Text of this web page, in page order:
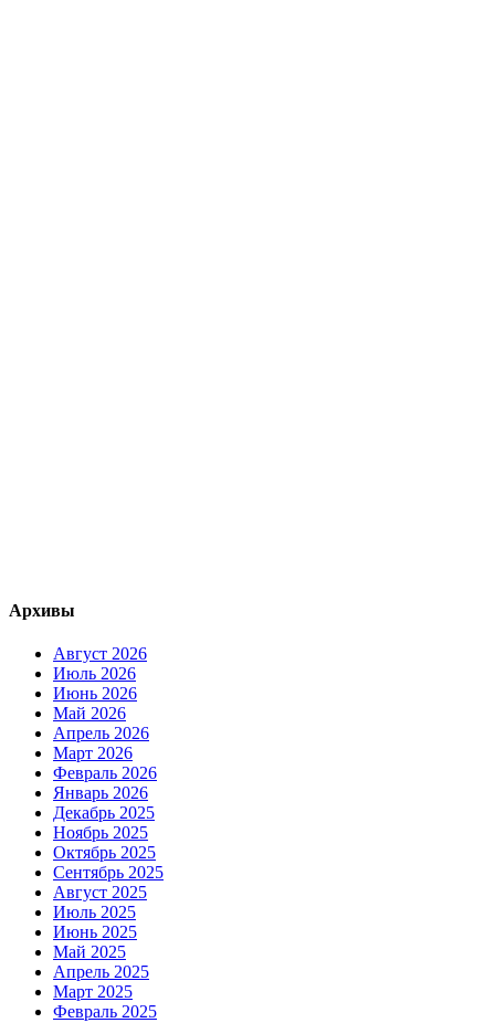
Архивы
Август 2026
Июль 2026
Июнь 2026
Май 2026
Апрель 2026
Март 2026
Февраль 2026
Январь 2026
Декабрь 2025
Ноябрь 2025
Октябрь 2025
Сентябрь 2025
Август 2025
Июль 2025
Июнь 2025
Май 2025
Апрель 2025
Март 2025
Февраль 2025